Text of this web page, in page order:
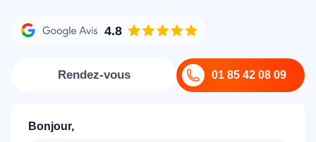
4.8
01 85 42 08 09
Rendez-vous
Bonjour,